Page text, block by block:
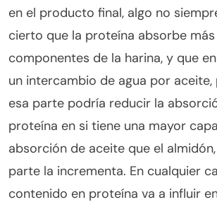
en el producto final, algo no
cierto que la proteína absorbe
componentes de la harina, y que
un intercambio de agua por
esa parte podría reducir la
proteína en si tiene una mayor
absorción de aceite que el
parte la incrementa. En cualquier
contenido en proteína va a influir